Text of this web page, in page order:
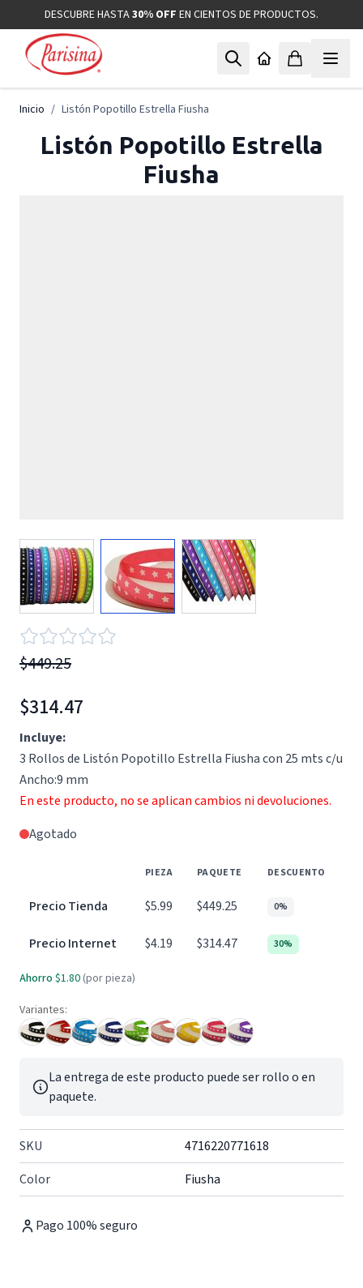
Ir al contenidoDESCUBRE HASTA30% OFF EN CIENTOS DE PRODUCTOS.
Inicio / Listón Popotillo Estrella Fiusha
Listón Popotillo Estrella
Fiusha
View larger imageView larger imageView larger image
$449.25
$314.47
Incluye:
3 Rollos de Listón Popotillo Estrella Fiusha con 25 mts c/u
Ancho:9 mm
En este producto, no se aplican cambios ni devoluciones.
Agotado
PIEZA PAQUETE DESCUENTO
Precio Tienda $5.99 $449.25 0%
Precio Internet $4.19 $314.47 30%
Ahorro $1.80 (por pieza)
Variantes:
La entrega de este producto puede ser rollo o en
paquete.
SKU
4716220771618
Color
Fiusha
Pago 100% seguro